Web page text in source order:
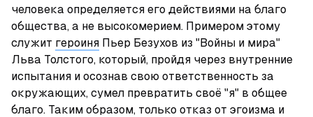
человека определяется его действиями на благо
общества, а не высокомерием. Примером этому
служит героиня Пьер Безухов из "Войны и мира"
Льва Толстого, который, пройдя через внутренние
испытания и осознав свою ответственность за
окружающих, сумел превратить своё "я" в общее
благо. Таким образом, только отказ от эгоизма и